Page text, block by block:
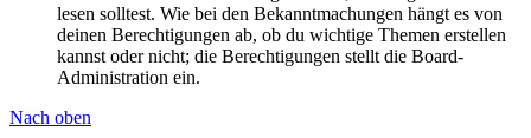
lesen solltest. Wie bei den Bekanntmachungen hängt es von
deinen Berechtigungen ab, ob du wichtige Themen erstellen
kannst oder nicht; die Berechtigungen stellt die Board-
Administration ein.
Nach oben